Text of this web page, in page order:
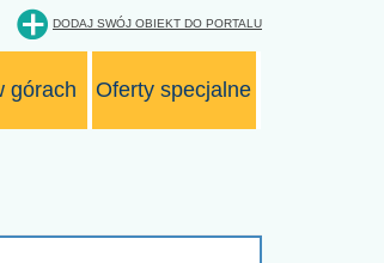
DODAJ SWÓJ OBIEKT DO PORTALU
górach Oferty specjalne